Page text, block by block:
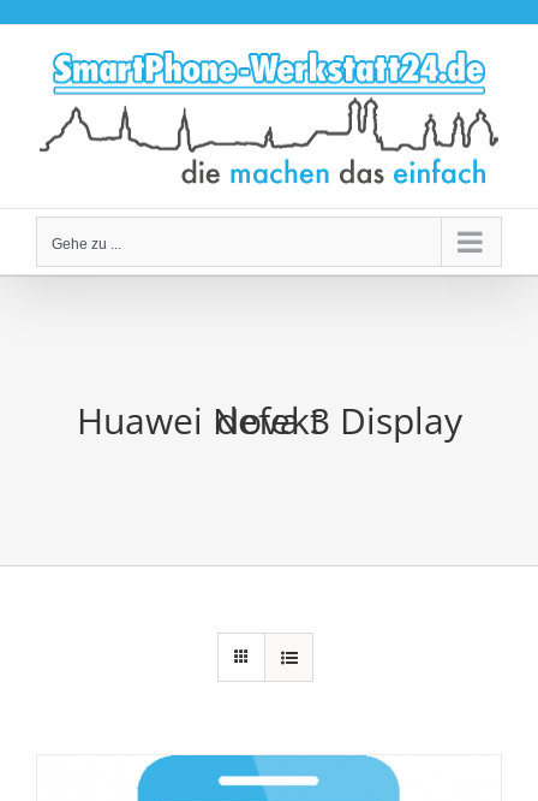
springen
Gehe zu ...
Huawei Nova 3 Display defekt